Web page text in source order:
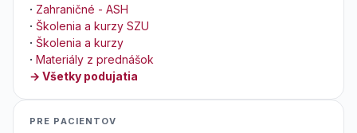
· Zahraničné - ASH
· Školenia a kurzy SZU
· Školenia a kurzy
· Materiály z prednášok
→ Všetky podujatia
PRE PACIENTOV